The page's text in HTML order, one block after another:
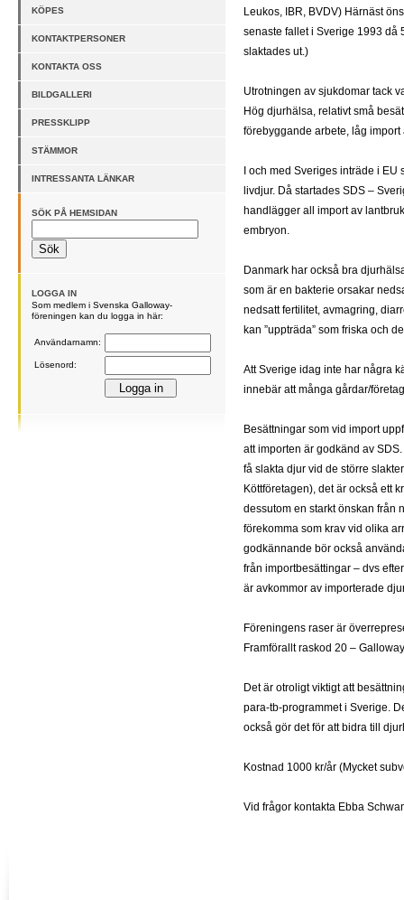
KÖPES
KONTAKTPERSONER
KONTAKTA OSS
BILDGALLERI
PRESSKLIPP
STÄMMOR
INTRESSANTA LÄNKAR
SÖK PÅ HEMSIDAN
LOGGA IN
Som medlem i Svenska Galloway-
föreningen kan du logga in här:
Användarnamn:
Lösenord:
Leukos, IBR, BVDV) Härnäst
senaste fallet i Sverige 1993 då
slaktades ut.)
Utrotningen av sjukdomar tack
Hög djurhälsa, relativt små
förebyggande arbete, låg import
I och med Sveriges inträde i
livdjur. Då startades SDS –
handlägger all import av
embryon.
Danmark har också bra
som är en bakterie orsakar
nedsatt fertilitet, avmagring,
kan ”uppträda” som friska och
Att Sverige idag inte har några
innebär att många gårdar/
Besättningar som vid import
att importen är godkänd av
få slakta djur vid de större
Köttföretagen), det är också ett
dessutom en starkt önskan från
förekomma som krav vid olika
godkännande bör också
från importbesättingar – dvs
är avkommor av importerade
Föreningens raser är
Framförallt raskod 20 –
Det är otroligt viktigt att
para-tb-programmet i Sverige.
också gör det för att bidra till
Kostnad 1000 kr/år (Mycket
Vid frågor kontakta Ebba